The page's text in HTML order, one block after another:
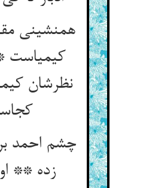
همنشینی
نظرشان
کجاست‌‌
چشم احمد
زده **